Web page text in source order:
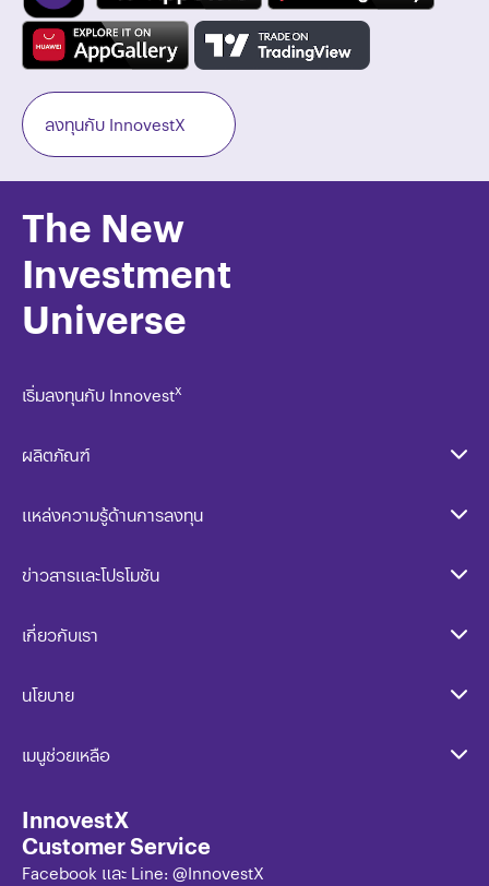
ลงทุนกับ InnovestX
The New
Investment
Universe
เริ่มลงทุนกับ Innovestx
ผลิตภัณฑ์
แหล่งความรู้ด้านการลงทุน
ข่าวสารและโปรโมชัน
เกี่ยวกับเรา
นโยบาย​
เมนูช่วยเหลือ
InnovestX
Customer Service
Facebook และ Line: @InnovestX